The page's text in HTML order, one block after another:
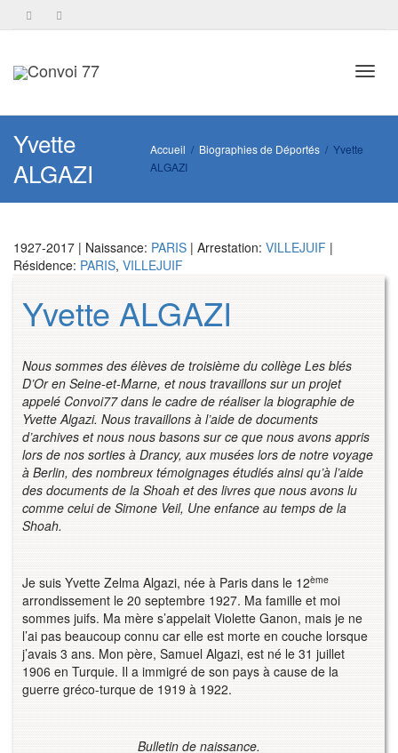
Yvette
ALGAZI
Accueil Biographies de Déportés
Yvette
ALGAZI
1927-2017 | Naissance: PARIS | Arrestation: VILLEJUIF |
Résidence: PARIS, VILLEJUIF
Yvette ALGAZI
Nous sommes des élèves de troisième du collège Les blés
D’Or en Seine-et-Marne, et nous travaillons sur un projet
appelé Convoi77 dans le cadre de réaliser la biographie de
Yvette Algazi. Nous travaillons à l’aide de documents
d’archives et nous nous basons sur ce que nous avons appris
lors de nos sorties à Drancy, aux musées lors de notre voyage
à Berlin, des nombreux témoignages étudiés ainsi qu’à l’aide
des documents de la Shoah et des livres que nous avons lu
comme celui de Simone Veil, Une enfance au temps de la
Shoah.
Je suis Yvette Zelma Algazi, née à Paris dans le 12ème
arrondissement le 20 septembre 1927. Ma famille et moi
sommes juifs. Ma mère s’appelait Violette Ganon, mais je ne
l’ai pas beaucoup connu car elle est morte en couche lorsque
j’avais 3 ans. Mon père, Samuel Algazi, est né le 31 juillet
1906 en Turquie. Il a immigré de son pays à cause de la
guerre gréco-turque de 1919 à 1922.
Bulletin de naissance.